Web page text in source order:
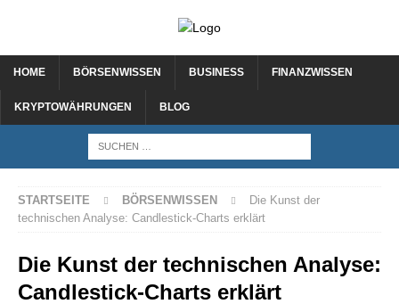
HOME BÖRSENWISSEN BUSINESS FINANZWISSEN
KRYPTOWÄHRUNGEN BLOG
STARTSEITE BÖRSENWISSEN
Die Kunst der
technischen Analyse: Candlestick-Charts erklärt
Die Kunst der technischen Analyse:
Candlestick-Charts erklärt